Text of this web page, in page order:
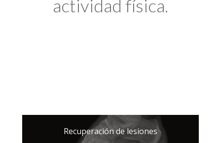
actividad física.
Recuperación de lesiones